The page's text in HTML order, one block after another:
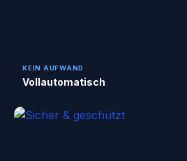
KEIN AUFWAND
Vollautomatisch